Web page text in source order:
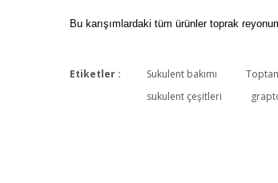
Bu karışımlardaki tüm ürünler toprak
Etiketler : Sukulent bakımı
sukulent çeşitleri